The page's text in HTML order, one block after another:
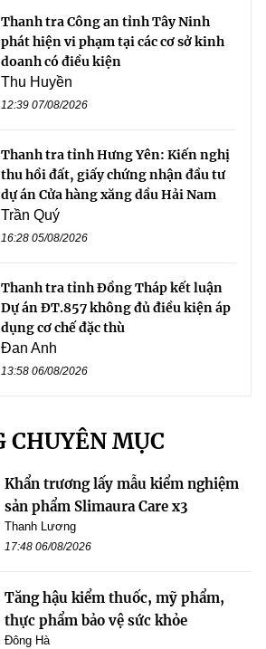
Thanh tra Công an tỉnh Tây Ninh
phát hiện vi phạm tại các cơ sở kinh
doanh có điều kiện
Thu Huyền
12:39 07/08/2026
Thanh tra tỉnh Hưng Yên: Kiến nghị
thu hồi đất, giấy chứng nhận đầu tư
dự án Cửa hàng xăng dầu Hải Nam
Trần Quý
16:28 05/08/2026
Thanh tra tỉnh Đồng Tháp kết luận
Dự án ĐT.857 không đủ điều kiện áp
dụng cơ chế đặc thù
Đan Anh
13:58 06/08/2026
CHUYÊN MỤC
Khẩn trương lấy mẫu kiểm nghiệm
sản phẩm Slimaura Care x3
Thanh Lương
17:48 06/08/2026
Tăng hậu kiểm thuốc, mỹ phẩm,
thực phẩm bảo vệ sức khỏe
Đông Hà